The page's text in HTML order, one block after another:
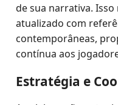
de sua narrativa.
atualizado com
contemporâneas,
contínua aos
Estratégia e